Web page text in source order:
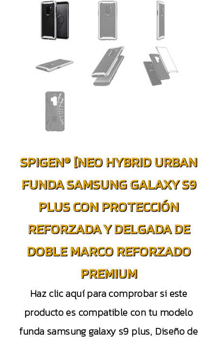
SPIGEN® [NEO HYBRID URBAN
FUNDA SAMSUNG GALAXY S9
PLUS CON PROTECCIÓN
REFORZADA Y DELGADA DE
DOBLE MARCO REFORZADO
PREMIUM
Haz clic aquí para comprobar si este
producto es compatible con tu modelo
funda samsung galaxy s9 plus, Diseño de